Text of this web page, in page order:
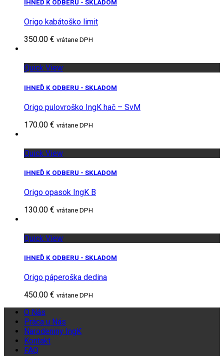
IHNEĎ K ODBERU - SKLADOM
Origo kabátoško limit
350.00 € vrátane DPH
Quick View
IHNEĎ K ODBERU - SKLADOM
Origo pulovroško IngK hač – SvM
170.00 € vrátane DPH
Quick View
IHNEĎ K ODBERU - SKLADOM
Origo opasok IngK B
130.00 € vrátane DPH
Quick View
IHNEĎ K ODBERU - SKLADOM
Origo páperoška dedina
450.00 € vrátane DPH
O Nás
Práca u Nás
Narodeniny IngK
Kontakt
FAQ